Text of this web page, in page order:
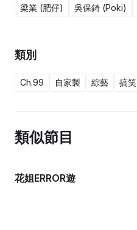
梁業 (肥仔) 吳保錡 (Poki)
類別
Ch.99 自家製 綜藝 搞笑
類似節目
花姐ERROR遊